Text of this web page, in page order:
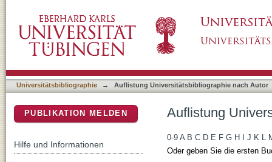
Universitätsbibliographie → Auflistung Universitätsbibliographie nach Autor
Auflistung
0-9 A B C D E F G H J K L
Oder geben Sie die ersten
PUBLIKATION MELDEN
Hilfe und Informationen